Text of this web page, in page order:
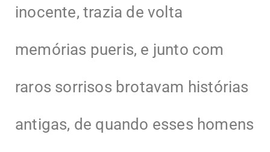
inocente, trazia de volta
memórias pueris, e junto com
raros sorrisos brotavam histórias
antigas, de quando esses homens